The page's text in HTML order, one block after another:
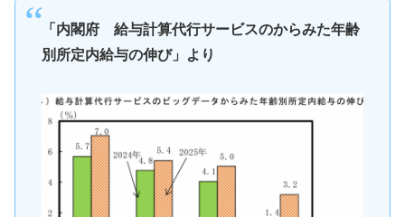
「内閣府 給与計算代行サービスのからみた年齢
別所定内給与の伸び」より